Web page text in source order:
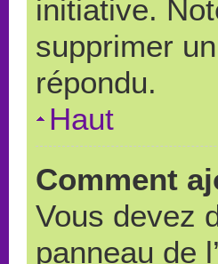
initiative.
supprimer
répondu.
Haut
Comment
Vous devez
panneau de